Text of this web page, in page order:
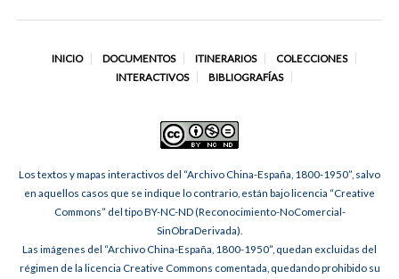
INICIO DOCUMENTOS ITINERARIOS
COLECCIONES
INTERACTIVOS
BIBLIOGRAFÍAS
Los textos y mapas interactivos del “Archivo China-España, 1800-1950”, salvo
en aquellos casos que se indique lo contrario, están bajo licencia “Creative
Commons” del tipo BY-NC-ND (Reconocimiento-NoComercial-
SinObraDerivada).
Las imágenes del “Archivo China-España, 1800-1950”, quedan excluidas del
régimen de la licencia Creative Commons comentada, quedando prohibido su